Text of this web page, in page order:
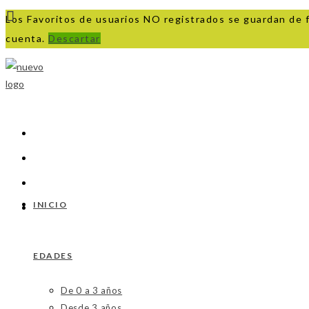
Los Favoritos de usuarios NO registrados se guardan
cuenta. Descartar
Ir
al
INICIO
EDADES
De 0 a 3 años